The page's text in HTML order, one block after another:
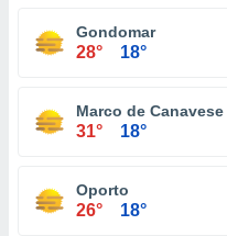
Gondomar
28° 18°
Marco de Canaveses
31° 18°
Oporto
26° 18°